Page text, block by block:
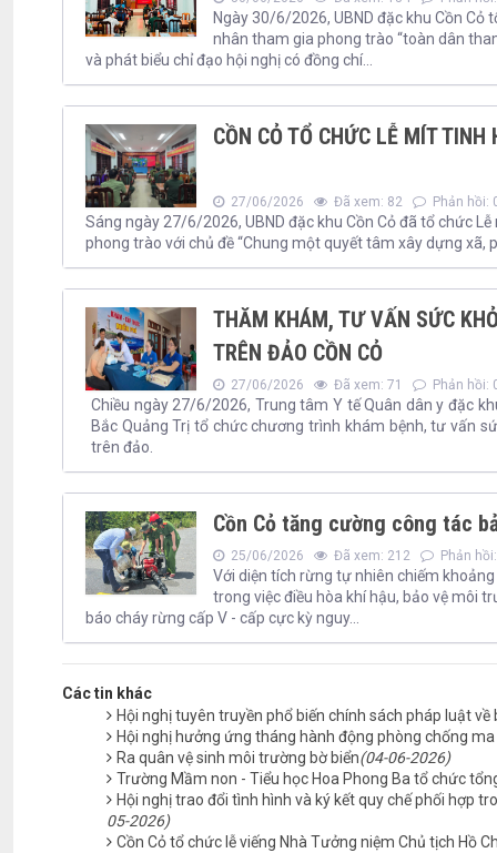
Ngày 30/6/2026, UBND đặc khu Cồn
nhân tham gia phong trào “toàn dân
và phát biểu chỉ đạo hội nghị có đồng chí...
CỒN CỎ TỔ CHỨC LỄ MÍT
27/06/2026 Đã xem: 82 Phản hồi:
Sáng ngày 27/6/2026, UBND đặc khu Cồn Cỏ đã tổ chức
phong trào với chủ đề “Chung một quyết tâm xây dựng xã,
THĂM KHÁM, TƯ VẤN SỨC
TRÊN ĐẢO CỒN CỎ
27/06/2026 Đã xem: 71 Phản hồi:
Chiều ngày 27/6/2026, Trung tâm Y tế Quân dân y đặc
Bắc Quảng Trị tổ chức chương trình khám bệnh, tư vấn
trên đảo.
Cồn Cỏ tăng cường công tác
25/06/2026 Đã xem: 212 Phản
Với diện tích rừng tự nhiên chiếm
trong việc điều hòa khí hậu, bảo vệ môi
báo cháy rừng cấp V - cấp cực kỳ nguy...
Các tin khác
Hội nghị tuyên truyền phổ biến chính sách pháp luật
Hội nghị hưởng ứng tháng hành động phòng chống
Ra quân vệ sinh môi trường bờ biển(04-06-2026)
Trường Mầm non - Tiểu học Hoa Phong Ba tổ chức
Hội nghị trao đổi tình hình và ký kết quy chế phối hợp
05-2026)
Cồn Cỏ tổ chức lễ viếng Nhà Tưởng niệm Chủ tịch Hồ